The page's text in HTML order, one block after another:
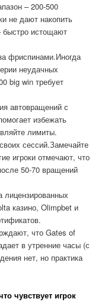
– 200-500
не дают накопить
истощают
фриспинами.Иногда
неудачных
big win требует
автовращений с
избежать
лимиты.
сессий.Замечайте
игроки отмечают, что
50-70 вращений
лицензированных
казино, Olimpbet и
что Gates of
в утренние часы (с
нет, но практика
чувствует игрок